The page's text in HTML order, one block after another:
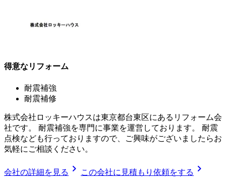
得意なリフォーム
耐震補強
耐震補修
株式会社ロッキーハウスは東京都台東区にあるリフォーム会
社です。 耐震補強を専門に事業を運営しております。 耐震
点検なども行っておりますので、ご興味がございましたらお
気軽にご相談ください。
会社の詳細を見る chevron_right この会社に見積もり依頼をする chevron_right